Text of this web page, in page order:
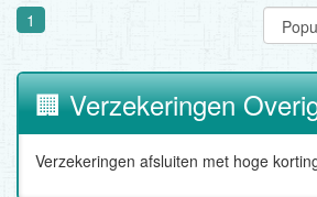
1
🏢 Verzekeringen
Verzekeringen afsluiten met hoge